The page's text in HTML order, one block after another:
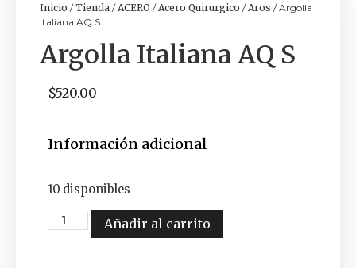
Inicio /Tienda / ACERO / Acero Quirurgico / Aros / Argolla
Italiana AQ S
Argolla Italiana AQ S
$520.00
Información adicional
10 disponibles
Añadir al carrito